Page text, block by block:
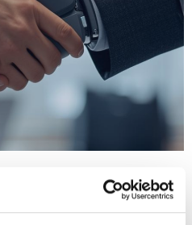
Copilot en